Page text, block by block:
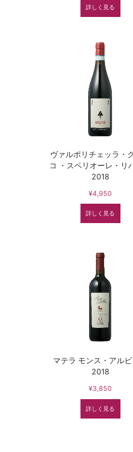
詳しく見る
ヴァルポリチェッラ・
コ ・スペリオーレ・リ
2018
¥4,950
詳しく見る
マテラ モンス・アル
2018
¥3,850
詳しく見る